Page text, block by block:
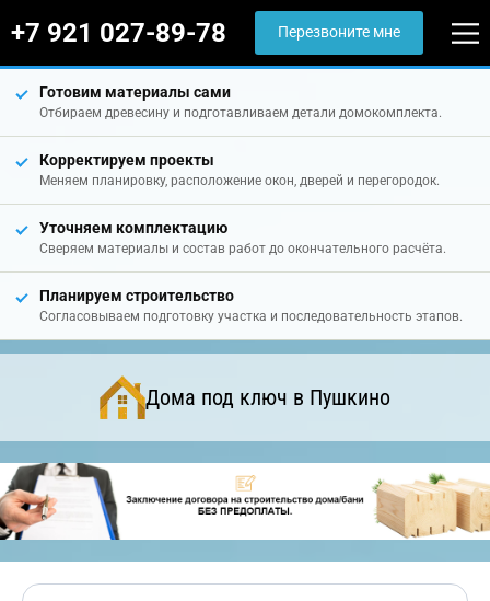
+7 921 027-89-78 Перезвоните мне
Готовим материалы сами
Отбираем древесину и подготавливаем детали домокомплекта.
Корректируем проекты
Меняем планировку, расположение окон, дверей и перегородок.
Уточняем комплектацию
Сверяем материалы и состав работ до окончательного расчёта.
Планируем строительство
Согласовываем подготовку участка и последовательность этапов.
Дома под ключ в Пушкино